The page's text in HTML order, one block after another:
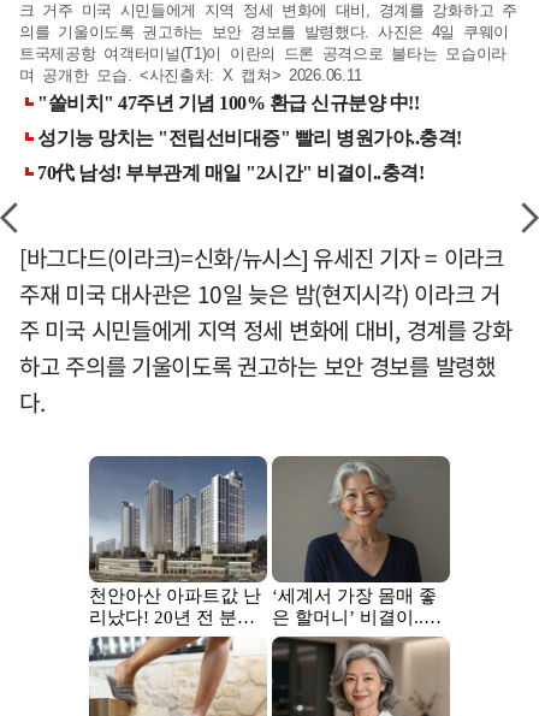
크 거주 미국 시민들에게 지역 정세 변화에 대비, 경계를 강화하고 주
의를 기울이도록 권고하는 보안 경보를 발령했다. 사진은 4일 쿠웨이
트국제공항 여객터미널(T1)이 이란의 드론 공격으로 불타는 모습이라
며 공개한 모습. <사진출처: X 캡쳐> 2026.06.11
[바그다드(이라크)=신화/뉴시스] 유세진 기자 = 이라크
주재 미국 대사관은 10일 늦은 밤(현지시각) 이라크 거
주 미국 시민들에게 지역 정세 변화에 대비, 경계를 강화
하고 주의를 기울이도록 권고하는 보안 경보를 발령했
다.